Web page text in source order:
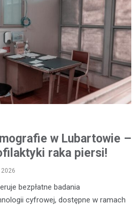
w Lubartowie –
raka piersi!
bezpłatne badania
cyfrowej, dostępne w ramach